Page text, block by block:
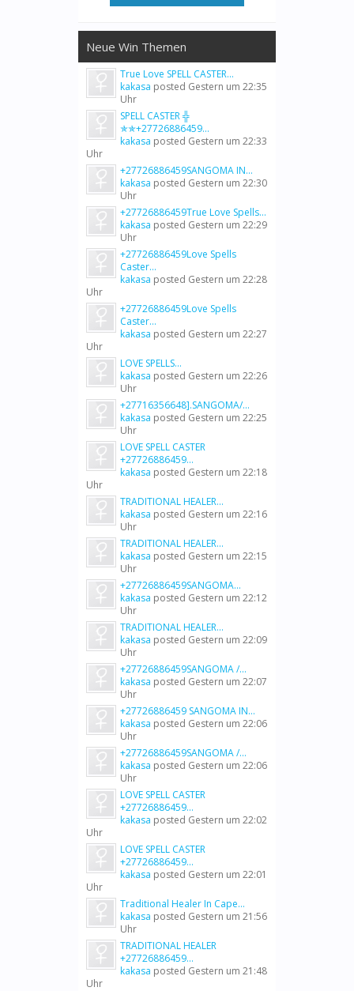
Neue Win Themen
True Love SPELL CASTER...
kakasa posted Gestern um 22:35
Uhr
SPELL CASTER ╬
✯✯+27726886459...
kakasa posted Gestern um 22:33
Uhr
+27726886459SANGOMA IN...
kakasa posted Gestern um 22:30
Uhr
+27726886459True Love Spells...
kakasa posted Gestern um 22:29
Uhr
+27726886459Love Spells
Caster...
kakasa posted Gestern um 22:28
Uhr
+27726886459Love Spells
Caster...
kakasa posted Gestern um 22:27
Uhr
LOVE SPELLS...
kakasa posted Gestern um 22:26
Uhr
+27716356648].SANGOMA/...
kakasa posted Gestern um 22:25
Uhr
LOVE SPELL CASTER
+27726886459...
kakasa posted Gestern um 22:18
Uhr
TRADITIONAL HEALER...
kakasa posted Gestern um 22:16
Uhr
TRADITIONAL HEALER...
kakasa posted Gestern um 22:15
Uhr
+27726886459SANGOMA...
kakasa posted Gestern um 22:12
Uhr
TRADITIONAL HEALER...
kakasa posted Gestern um 22:09
Uhr
+27726886459SANGOMA /...
kakasa posted Gestern um 22:07
Uhr
+27726886459 SANGOMA IN...
kakasa posted Gestern um 22:06
Uhr
+27726886459SANGOMA /...
kakasa posted Gestern um 22:06
Uhr
LOVE SPELL CASTER
+27726886459...
kakasa posted Gestern um 22:02
Uhr
LOVE SPELL CASTER
+27726886459...
kakasa posted Gestern um 22:01
Uhr
Traditional Healer In Cape...
kakasa posted Gestern um 21:56
Uhr
TRADITIONAL HEALER
+27726886459...
kakasa posted Gestern um 21:48
Uhr